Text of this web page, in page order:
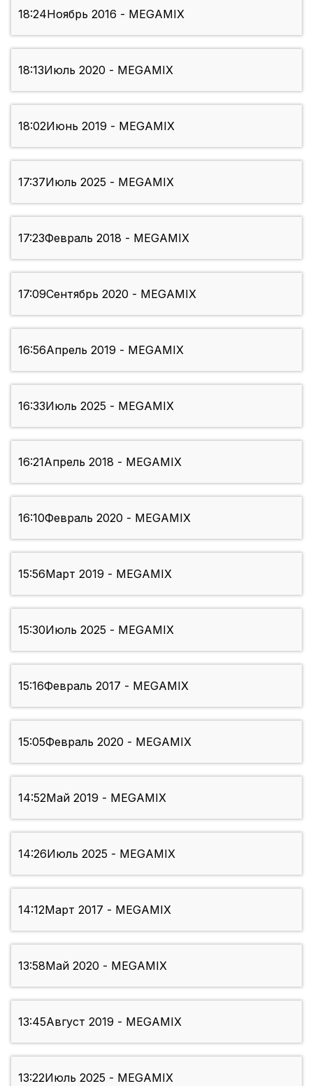
18:24Ноябрь 2016 - MEGAMIX
18:13Июль 2020 - MEGAMIX
18:02Июнь 2019 - MEGAMIX
17:37Июль 2025 - MEGAMIX
17:23Февраль 2018 - MEGAMIX
17:09Сентябрь 2020 - MEGAMIX
16:56Апрель 2019 - MEGAMIX
16:33Июль 2025 - MEGAMIX
16:21Апрель 2018 - MEGAMIX
16:10Февраль 2020 - MEGAMIX
15:56Март 2019 - MEGAMIX
15:30Июль 2025 - MEGAMIX
15:16Февраль 2017 - MEGAMIX
15:05Февраль 2020 - MEGAMIX
14:52Май 2019 - MEGAMIX
14:26Июль 2025 - MEGAMIX
14:12Март 2017 - MEGAMIX
13:58Май 2020 - MEGAMIX
13:45Август 2019 - MEGAMIX
13:22Июль 2025 - MEGAMIX